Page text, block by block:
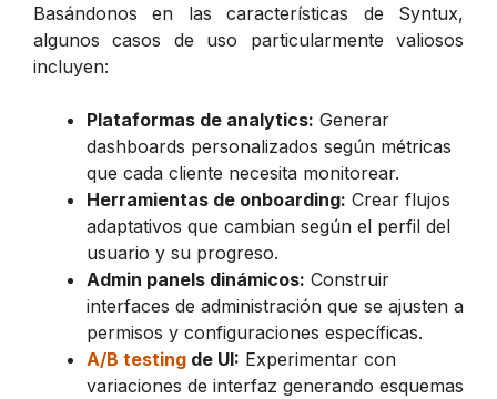
Basándonos en las características de Syntux,
algunos casos de uso particularmente valiosos
incluyen:
Plataformas de analytics: Generar
dashboards personalizados según métricas
que cada cliente necesita monitorear.
Herramientas de onboarding: Crear flujos
adaptativos que cambian según el perfil del
usuario y su progreso.
Admin panels dinámicos: Construir
interfaces de administración que se ajusten a
permisos y configuraciones específicas.
A/B testing de UI: Experimentar con
variaciones de interfaz generando esquemas